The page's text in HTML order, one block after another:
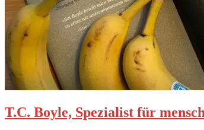
T.C. Boyle, Spezialist für